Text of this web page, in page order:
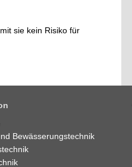
sie kein Risiko für
Bewässerungstechnik